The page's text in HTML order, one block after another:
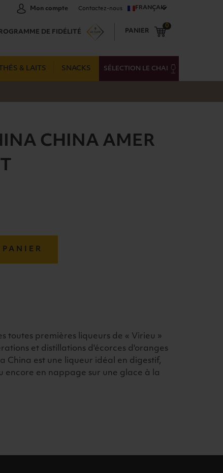
Mon compte Contactez-nous FRANÇAIS
DE FIDÉLITÉ PANIER
0
& LAITS SNACKS SÉLECTION LE CHAI
CHINA AMER
toutes premières liqueurs de « Virieu »
et distillations d'écorces d'oranges
China est une liqueur idéal en digestif,
encore en nappage sur une glace à la